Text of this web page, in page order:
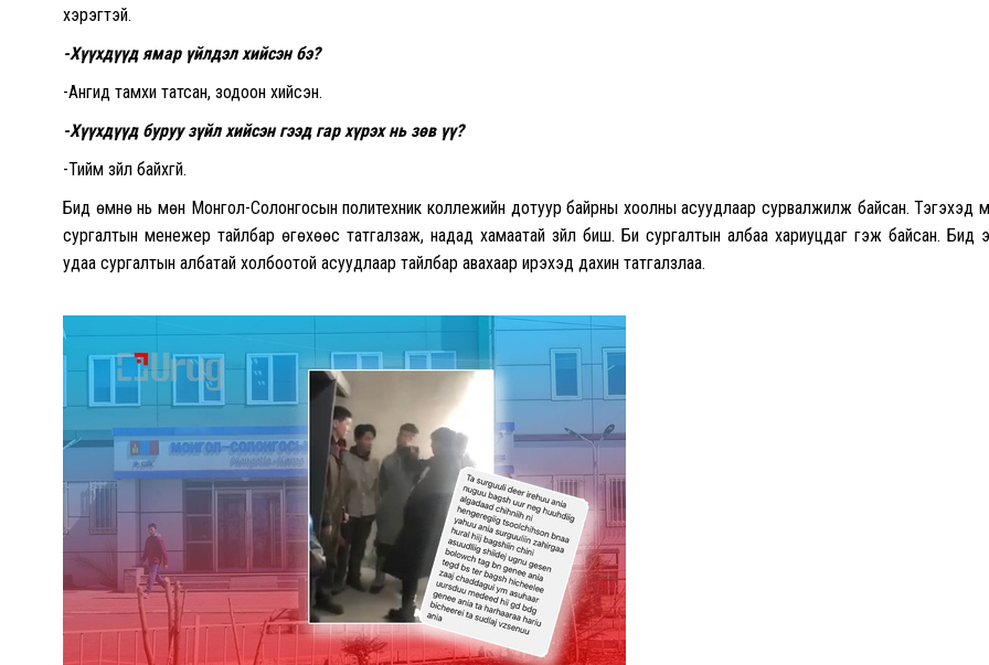
хэрэгтэй.
-Хүүхдүүд ямар үйлдэл хийсэн бэ?
-Ангид тамхи татсан, зодоон хийсэн.
-Хүүхдүүд буруу зүйл хийсэн гээд гар хүрэх нь зөв үү?
-Тийм зүйл байхгүй.
Бид өмнө нь мөн Монгол-Солонгосын политехник коллежийн дотуур байрны хоолны асуудлаар сурвалжилж байсан. Тэгэхэд
сургалтын менежер тайлбар өгөхөөс татгалзаж, надад хамаатай зүйл биш. Би сургалтын албаа хариуцдаг гэж байсан. Бид
удаа сургалтын албатай холбоотой асуудлаар тайлбар авахаар ирэхэд дахин татгалзлаа.